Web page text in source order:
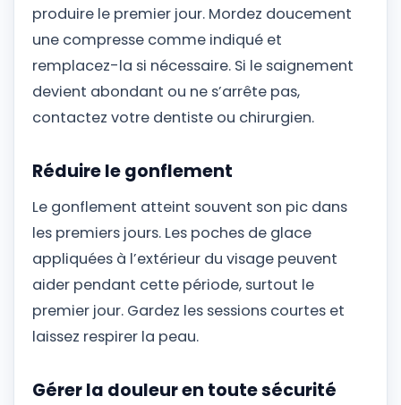
produire le premier jour. Mordez doucement
une compresse comme indiqué et
remplacez-la si nécessaire. Si le saignement
devient abondant ou ne s’arrête pas,
contactez votre dentiste ou chirurgien.
Réduire le gonflement
Le gonflement atteint souvent son pic dans
les premiers jours. Les poches de glace
appliquées à l’extérieur du visage peuvent
aider pendant cette période, surtout le
premier jour. Gardez les sessions courtes et
laissez respirer la peau.
Gérer la douleur en toute sécurité